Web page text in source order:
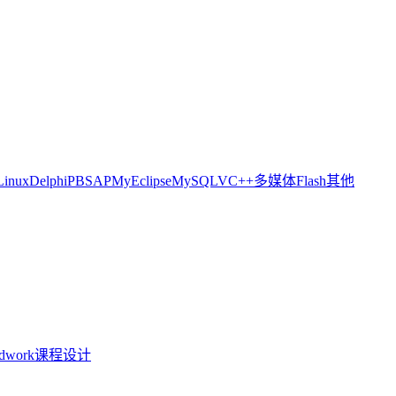
DelphiPBSAPMyEclipseMySQLVC++多媒体Flash其他
课程设计